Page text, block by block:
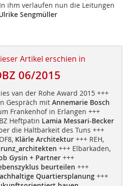
ihm verlaufen nun die Leitungen
Sengmüller
Artikel erschien in
06/2015
van der Rohe Award 2015 +++
Gespräch mit Annemarie Bosch
Frankenhof in Erlangen +++
Heftpatin Lamia Messari-Becker
die Haltbarkeit des Tuns +++
Klärle Architektur+++ REH,
+++ Elbarkaden,
Gysin + Partner+++
beurteilen +++
Quartiersplanung+++